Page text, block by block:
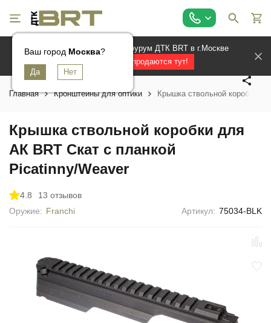
Ваш город Москва?
Ваш город Москва?
Ваш город Москва?
Официальный магазин и шоурум ДТК BRT в г.Москве
Лучшие ДТК продаются тут!
Главная Кронштейны для оптики Крышка ствольной коробки
Крышка ствольной коробки для
АК BRT Скат с планкой
Picatinny/Weaver
4.8
13 отзывов
Оружие: Franchi Артикул: 75034-BLK